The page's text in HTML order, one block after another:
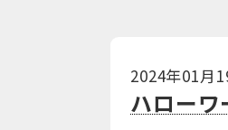
2024年01月
ハロー